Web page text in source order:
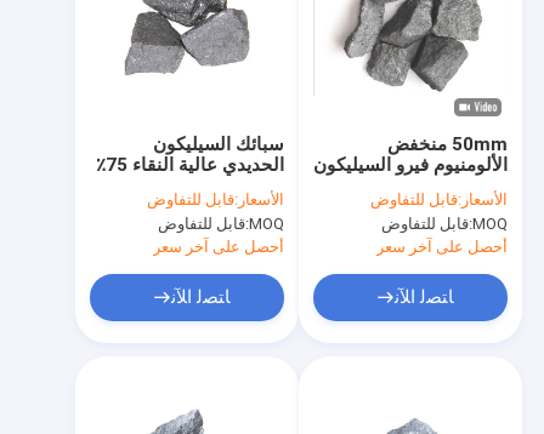
سبائك السيليكون
الحديدي عالية النقاء 75٪
الأسعار:قابل للتفاوض
MOQ: قابل للتفاوض
أحصل على آخر سعر
ﺎﺘﺼﻟ ﺍﻶﻧ
50mm منخفض
الألومنيوم فيرو السيليكون
الحد من عامل لسبائك
الصلب الإنشائي
المنخفض
الأسعار:قابل للتفاوض
MOQ: قابل للتفاوض
أحصل على آخر سعر
ﺎﺘﺼﻟ ﺍﻶﻧ